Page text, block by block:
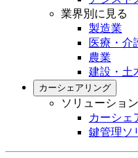
業界別に見る
製造業
医療・介
農業
建設・土
カーシェアリング
ソリューション
カーシェ
鍵管理ソ